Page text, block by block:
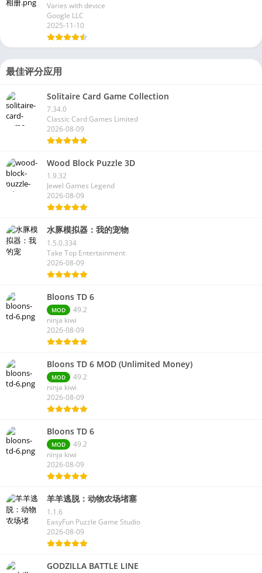
Varies with device
Google LLC
2025-11-10
最佳评分应用
Solitaire Card Game Collection
7.34.0
Classic Card Games Limited
2026-08-09
Wood Block Puzzle 3D
1.9.32
Jewel Games Legend
2026-08-09
水豚模拟器：我的宠物
1.5.0.334
Take Top Entertainment
2026-08-09
Bloons TD 6
MOD
49.2
ninja kiwi
2026-08-09
Bloons TD 6 MOD (Unlimited Money)
MOD
49.2
ninja kiwi
2026-08-09
Bloons TD 6
MOD
49.2
ninja kiwi
2026-08-09
羊羊逃脱：动物农场堵塞
1.1.6
EasyFun Puzzle Game Studio
2026-08-09
GODZILLA BATTLE LINE